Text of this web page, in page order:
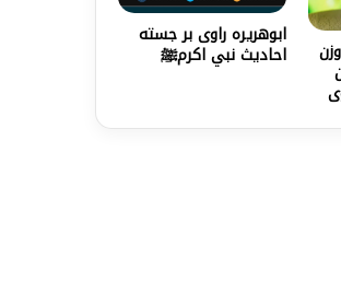
ابوهریره راوی بر جسته
احاديث نبي اكرمﷺ